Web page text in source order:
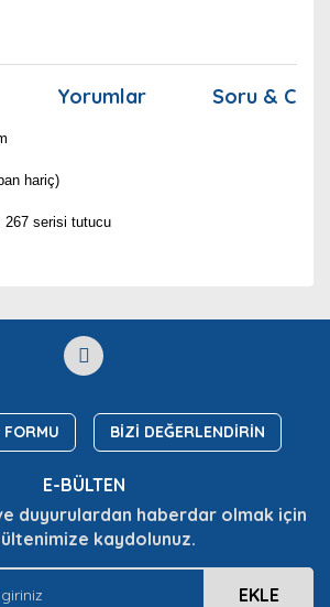
Yorumlar Soru &
hariç)
267 serisi tutucu
Yorum Yaz
Soru Sor
tarafımıza iletebilirsiniz.
için teşekkür ederiz.
eksik bilgiler bulunuyor.
sitelerden daha pahalı.
farklı alternatifler olmalı.
FORMU BİZİ DEĞERLENDİRİN
E-BÜLTEN
duyurulardan haberdar olmak için
kaydolunuz.
EKLE